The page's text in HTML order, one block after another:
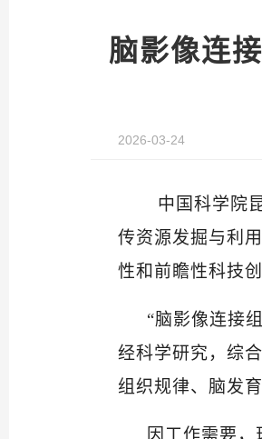
脑影像连
2026-03-24
中国科学院昆
传资源发掘与利
性和前瞻性科技
“脑影像连接
经科学研究，综
组织规律、脑发
因工作需要，